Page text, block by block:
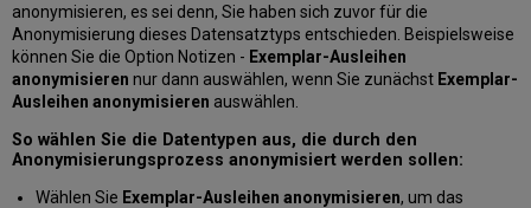
anonymisieren, es sei denn, Sie haben sich zuvor für die
Anonymisierung dieses Datensatztyps entschieden. Beispielsweise
können Sie die Option Notizen - Exemplar-Ausleihen
anonymisieren nur dann auswählen, wenn Sie zunächst Exemplar-
Ausleihen anonymisieren auswählen.
So wählen Sie die Datentypen aus, die durch den
Anonymisierungsprozess anonymisiert werden sollen:
Wählen Sie Exemplar-Ausleihen anonymisieren, um das